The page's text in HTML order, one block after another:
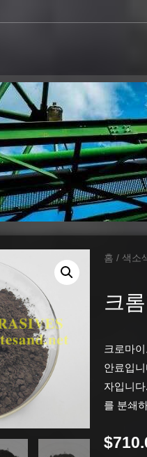
홈 / 색소
크
크로마
안료입
자입니
를 분쇄
$